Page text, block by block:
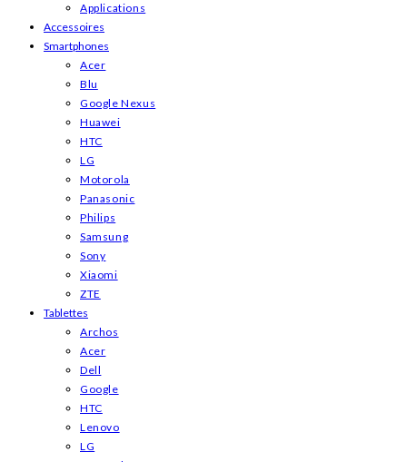
Applications
Accessoires
Smartphones
Acer
Blu
Google Nexus
Huawei
HTC
LG
Motorola
Panasonic
Philips
Samsung
Sony
Xiaomi
ZTE
Tablettes
Archos
Acer
Dell
Google
HTC
Lenovo
LG